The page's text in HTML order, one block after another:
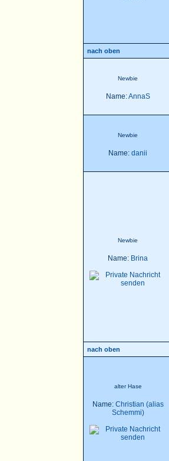
nach oben
Newbie
Name:AnnaS
Newbie
Name: danii
Newbie
Name: Brina
nach oben
alter Hase
Name: Christian (alias
Schemmi)